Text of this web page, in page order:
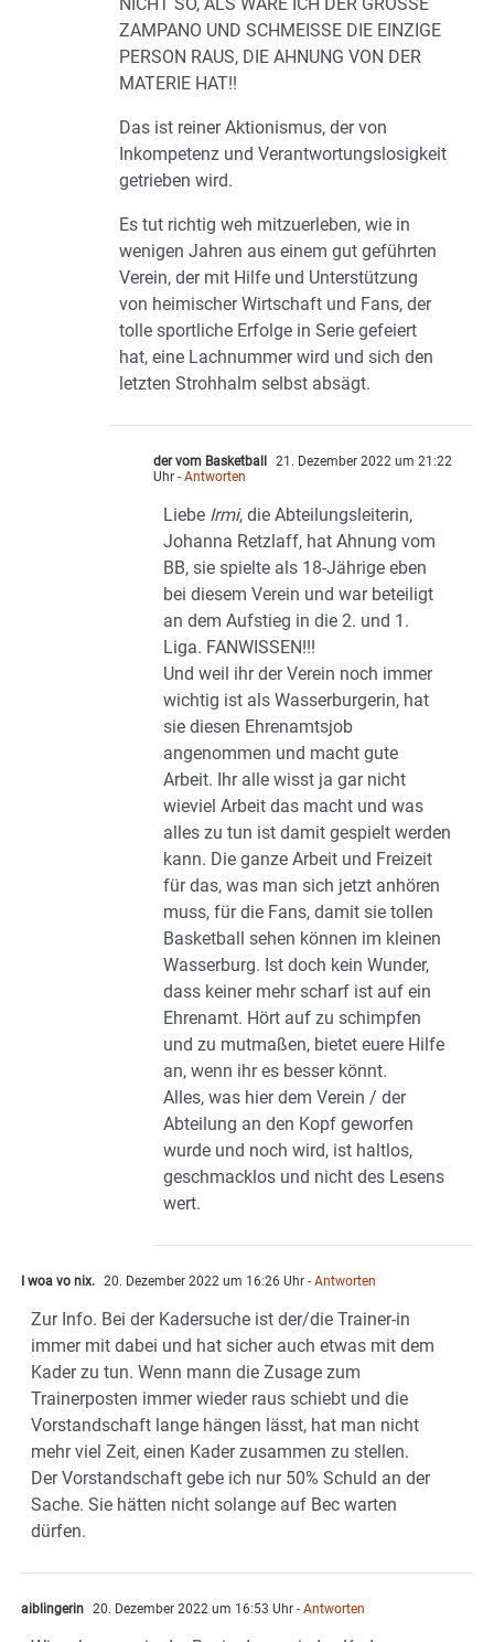
ZAMPANO UND SCHMEISSE DIE EINZIGE
PERSON RAUS, DIE AHNUNG VON DER
MATERIE HAT!!
Das ist reiner Aktionismus, der von
Inkompetenz und Verantwortungslosigkeit
getrieben wird.
Es tut richtig weh mitzuerleben, wie in
wenigen Jahren aus einem gut geführten
Verein, der mit Hilfe und Unterstützung
von heimischer Wirtschaft und Fans, der
tolle sportliche Erfolge in Serie gefeiert
hat, eine Lachnummer wird und sich den
letzten Strohhalm selbst absägt.
der vom Basketball
21. Dezember 2022 um 21:22
Uhr - Antworten
Liebe Irmi, die Abteilungsleiterin,
Johanna Retzlaff, hat Ahnung vom
BB, sie spielte als 18-Jährige eben
bei diesem Verein und war beteiligt
an dem Aufstieg in die 2. und 1.
Liga. FANWISSEN!!!
Und weil ihr der Verein noch immer
wichtig ist als Wasserburgerin, hat
sie diesen Ehrenamtsjob
angenommen und macht gute
Arbeit. Ihr alle wisst ja gar nicht
wieviel Arbeit das macht und was
alles zu tun ist damit gespielt werden
kann. Die ganze Arbeit und Freizeit
für das, was man sich jetzt anhören
muss, für die Fans, damit sie tollen
Basketball sehen können im kleinen
Wasserburg. Ist doch kein Wunder,
dass keiner mehr scharf ist auf ein
Ehrenamt. Hört auf zu schimpfen
und zu mutmaßen, bietet euere Hilfe
an, wenn ihr es besser könnt.
Alles, was hier dem Verein / der
Abteilung an den Kopf geworfen
wurde und noch wird, ist haltlos,
geschmacklos und nicht des Lesens
wert.
I woa vo nix. 20. Dezember 2022 um 16:26 Uhr - Antworten
Zur Info. Bei der Kadersuche ist der/die Trainer-in
immer mit dabei und hat sicher auch etwas mit dem
Kader zu tun. Wenn mann die Zusage zum
Trainerposten immer wieder raus schiebt und die
Vorstandschaft lange hängen lässt, hat man nicht
mehr viel Zeit, einen Kader zusammen zu stellen.
Der Vorstandschaft gebe ich nur 50% Schuld an der
Sache. Sie hätten nicht solange auf Bec warten
dürfen.
aiblingerin 20. Dezember 2022 um 16:53 Uhr - Antworten